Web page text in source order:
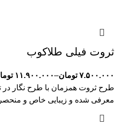
ثروت فیلی طلاکوب
۷.۵۰۰.۰۰۰ تومان–۱۱.۹۰۰.۰۰۰
معرفی شده و زیبایی خاص و منحصر